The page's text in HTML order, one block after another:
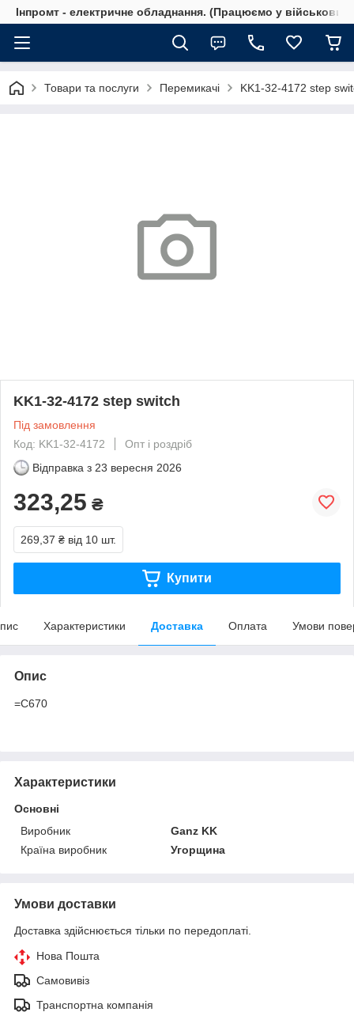
Інпромт - електричне обладнання. (Працюємо у військовий
Товари та послуги Перемикачі KK1-32-4172 step
KK1-32-4172 step switch
Під замовлення
Код: KK1-32-4172
Опт і роздріб
Відправка з 23 вересня 2026
323,25 ₴
269,37 ₴ від 10 шт.
Купити
Характеристики Доставка Оплата Умови
Опис
=C670
Характеристики
Основні
Виробник
Ganz KK
Країна виробник
Угорщина
Умови доставки
Доставка здійснюється тільки по передоплаті.
Нова Пошта
Самовивіз
Транспортна компанія